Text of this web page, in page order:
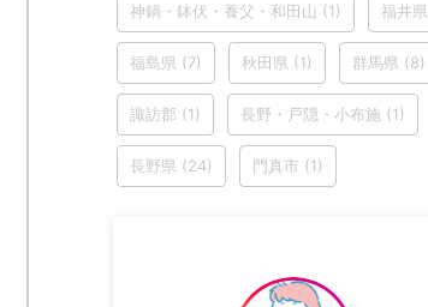
神鍋・鉢伏・養父・和田山 (1) 福井県
福島県 (7) 秋田県 (1) 群馬県 (8)
諏訪郡 (1) 長野・戸隠・小布施 (1)
長野県 (24) 門真市 (1)